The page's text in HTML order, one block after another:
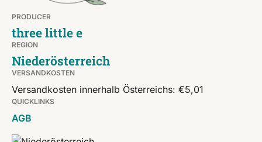
PRODUCER
three little e
REGION
Niederösterreich
VERSANDKOSTEN
Versandkosten innerhalb Österreichs: €5,01
QUICKLINKS
AGB